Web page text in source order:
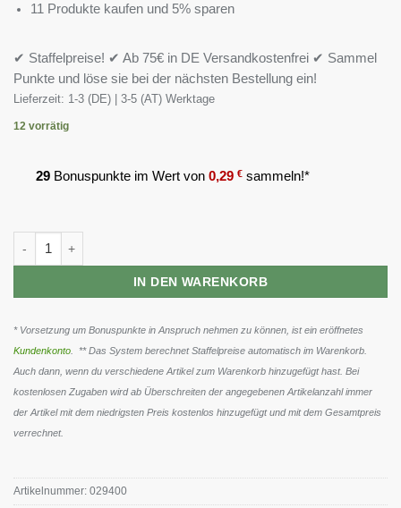
11 Produkte kaufen und 5% sparen
✔ Staffelpreise! ✔ Ab 75€ in DE Versandkostenfrei ✔ Sammel
Punkte und löse sie bei der nächsten Bestellung ein!
Lieferzeit: 1-3 (DE) | 3-5 (AT) Werktage
12 vorrätig
29 Bonuspunkte im Wert von 0,29 € sammeln!*
GN Digestive Enzymes 60 Kapseln Menge
IN DEN WARENKORB
* Vorsetzung um Bonuspunkte in Anspruch nehmen zu können, ist ein eröffnetes
Kundenkonto . ** Das System berechnet Staffelpreise automatisch im Warenkorb.
Auch dann, wenn du verschiedene Artikel zum Warenkorb hinzugefügt hast. Bei
kostenlosen Zugaben wird ab Überschreiten der angegebenen Artikelanzahl immer
der Artikel mit dem niedrigsten Preis kostenlos hinzugefügt und mit dem Gesamtpreis
verrechnet.
Artikelnummer: 029400